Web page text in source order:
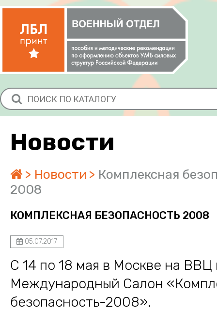
Новости
Новости
Комплексная
2008
КОМПЛЕКСНАЯ БЕЗОПАСНОСТЬ 2008
05.07.2017
С 14 по 18 мая в Москве на
Международный Салон
безопасность-2008».